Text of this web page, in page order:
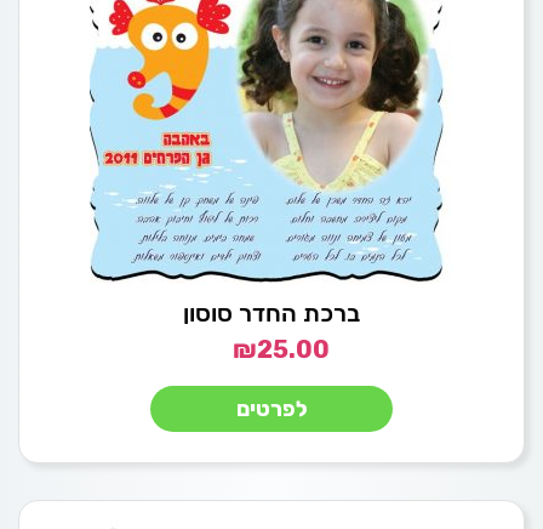
ברכת החדר סוסון
₪25.00
לפרטים